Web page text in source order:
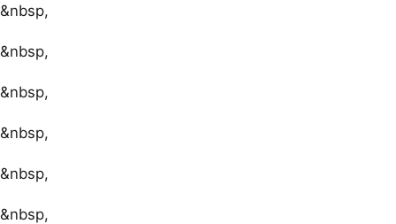
&nbsp,
&nbsp,
&nbsp,
&nbsp,
&nbsp,
&nbsp,